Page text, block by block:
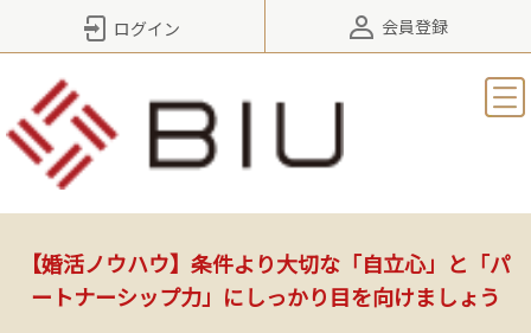
ログイン 会員登録
【婚活ノウハウ】条件より大切な「自立心」と「パ
ートナーシップ力」にしっかり目を向けましょう